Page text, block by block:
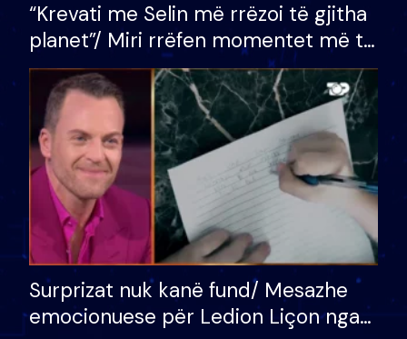
“Krevati me Selin më rrëzoi të gjitha
planet”/ Miri rrëfen momentet më të
bukura në shtëpinë e BB VIP: Do më
mungojë zilja e mëngjesit kur…
Surprizat nuk kanë fund/ Mesazhe
emocionuese për Ledion Liçon nga